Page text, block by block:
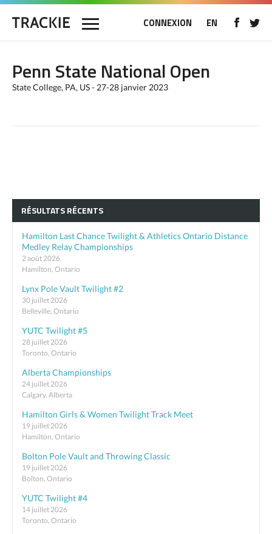
CONNEXION EN
Penn State National Open
State College, PA, US - 27-28 janvier 2023
RÉSULTATS RÉCENTS
Hamilton Last Chance Twilight & Athletics Ontario Distance
Medley Relay Championships
2 août 2026
Hamilton, Ontario
Lynx Pole Vault Twilight #2
30 juillet 2026
Belleville, Ontario
YUTC Twilight #5
28 juillet 2026
Toronto, Ontario
Alberta Championships
24 juillet 2026
Calgary, Alberta
Hamilton Girls & Women Twilight Track Meet
19 juillet 2026
Hamilton, Ontario
Bolton Pole Vault and Throwing Classic
19 juillet 2026
Bolton, Ontario
YUTC Twilight #4
14 juillet 2026
Toronto, Ontario